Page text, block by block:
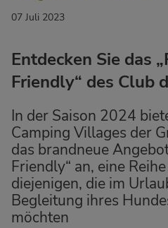
07 Juli 2023
Entdecken Sie das
Friendly“ des Club
In der Saison 2024
Camping Villages der
das brandneue
Friendly“ an, eine
diejenigen, die im
Begleitung ihres
möchten